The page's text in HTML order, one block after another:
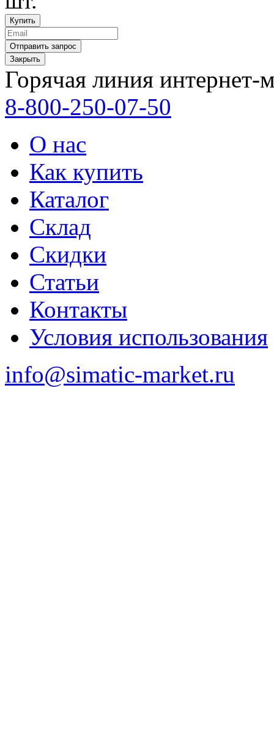
Закрыть
Горячая линия интернет-
8-800-250-07-50
О нас
Как купить
Каталог
Склад
Скидки
Статьи
Контакты
Условия использования
info@simatic-market.ru